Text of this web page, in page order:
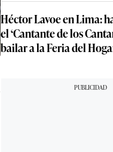
Héctor Lavoe en Lima:
el ‘Cantante de los
bailar a la Feria del